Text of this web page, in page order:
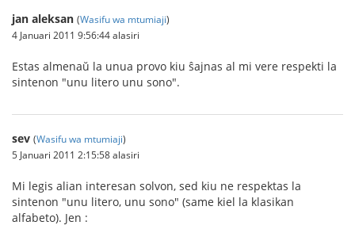
jan aleksan (Wasifu wa mtumiaji)
4 Januari 2011 9:56:44 alasiri
Estas almenaŭ la unua provo kiu ŝajnas al mi vere respekti la
sintenon "unu litero unu sono".
sev (Wasifu wa mtumiaji)
5 Januari 2011 2:15:58 alasiri
Mi legis alian interesan solvon, sed kiu ne respektas la
sintenon "unu litero, unu sono" (same kiel la klasikan
alfabeto). Jen :